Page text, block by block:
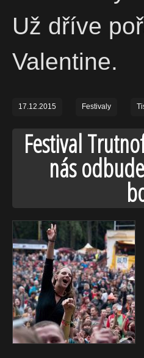
Už dříve
Valentine.
17.12.2015 Festivaly
Festival
nás